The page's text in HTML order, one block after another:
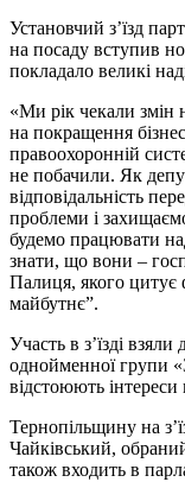
Установчий з’їзд
на посаду вступив
покладало великі
«Ми рік чекали
на покращення
правоохоронній
не побачили. Як
відповідальність
проблеми і
будемо працювати
знати, що вони –
Палиця, якого цитує
майбутнє”.
Участь в з’їзді
однойменної групи
відстоюють
Тернопільщину на
Чайківський,
також входить в